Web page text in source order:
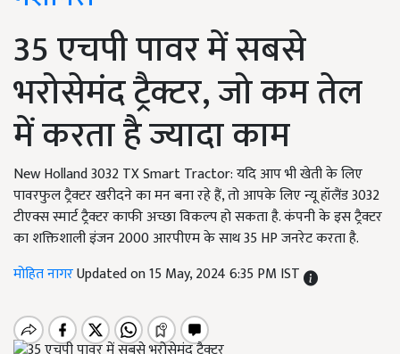
35 एचपी पावर में सबसे
भरोसेमंद ट्रैक्टर, जो कम तेल
में करता है ज्यादा काम
New Holland 3032 TX Smart Tractor: यदि आप भी खेती के लिए
पावरफुल ट्रैक्टर खरीदने का मन बना रहे हैं, तो आपके लिए न्यू हॉलैंड 3032
टीएक्स स्मार्ट ट्रैक्टर काफी अच्छा विकल्प हो सकता है. कंपनी के इस ट्रैक्टर
का शक्तिशाली इंजन 2000 आरपीएम के साथ 35 HP जनरेट करता है.
मोहित नागरUpdated on 15 May, 2024 6:35 PM IST